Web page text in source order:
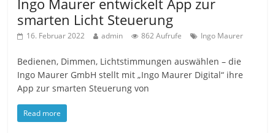
smarten Licht Steuerung
16. Februar 2022 admin 862 Aufrufe Ingo Maurer
Bedienen, Dimmen, Lichtstimmungen auswählen – die
Ingo Maurer GmbH stellt mit „Ingo Maurer Digital“ ihre
App zur smarten Steuerung von
Read more